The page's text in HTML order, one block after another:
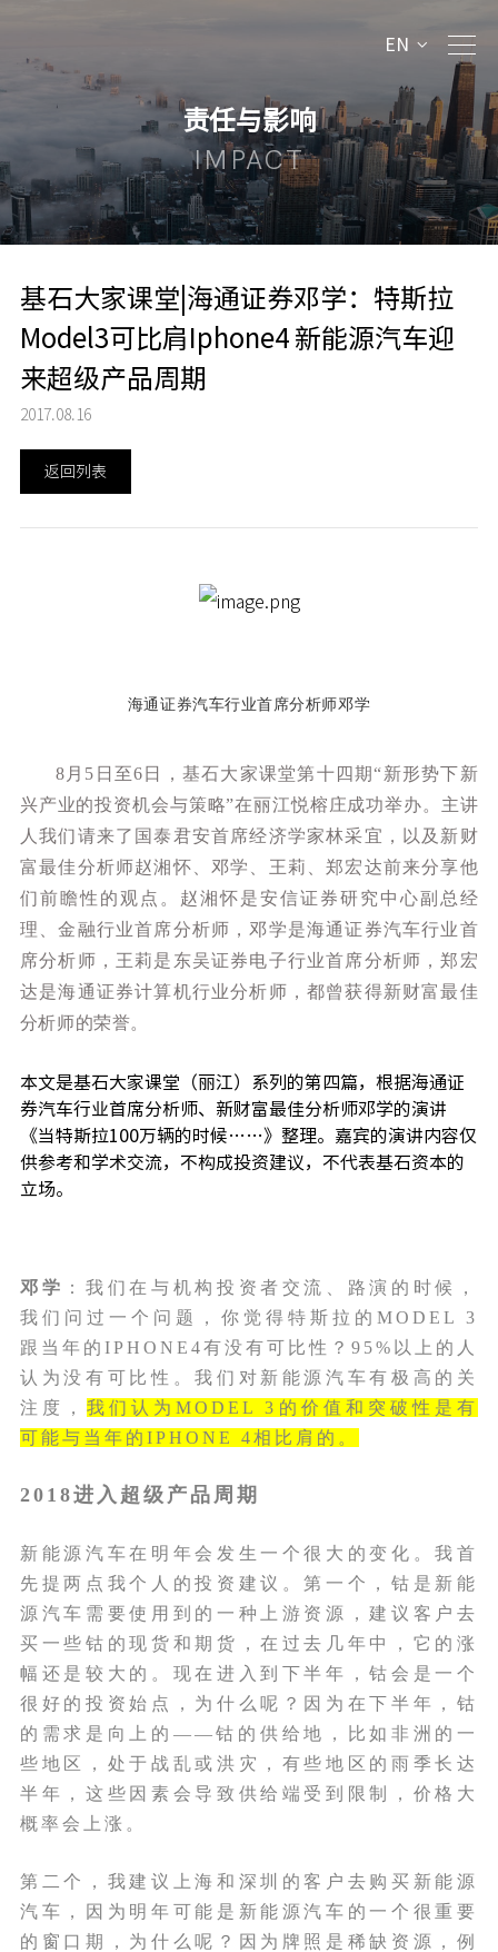
EN
责任与影响
IMPACT
基石大家课堂|海通证券邓学：特斯拉
Model3可比肩Iphone4 新能源汽车迎
来超级产品周期
2017.08.16
返回列表
海通证券汽车行业首席分析师邓学
8月5日至6日，基石大家课堂第十四期“新形势下新
兴产业的投资机会与策略”在丽江悦榕庄成功举办。主讲
人我们请来了国泰君安首席经济学家林采宜，以及新财
富最佳分析师赵湘怀、邓学、王莉、郑宏达前来分享他
们前瞻性的观点。赵湘怀是安信证券研究中心副总经
理、金融行业首席分析师，邓学是海通证券汽车行业首
席分析师，王莉是东吴证券电子行业首席分析师，郑宏
达是海通证券计算机行业分析师，都曾获得新财富最佳
分析师的荣誉。
本文是基石大家课堂（丽江）系列的第四篇，根据海通证
券汽车行业首席分析师、新财富最佳分析师邓学的演讲
《当特斯拉100万辆的时候……》整理。嘉宾的演讲内容仅
供参考和学术交流，不构成投资建议，不代表基石资本的
立场。
邓学 ：我们在与机构投资者交流、路演的时候，
我们问过一个问题，你觉得特斯拉的MODEL 3
跟当年的IPHONE4有没有可比性？95%以上的人
认为没有可比性。我们对新能源汽车有极高的关
注度，我们认为MODEL 3的价值和突破性是有
可能与当年的IPHONE 4相比肩的。
2018进入超级产品周期
新能源汽车在明年会发生一个很大的变化。我首
先提两点我个人的投资建议。第一个，钴是新能
源汽车需要使用到的一种上游资源，建议客户去
买一些钴的现货和期货，在过去几年中，它的涨
幅还是较大的。现在进入到下半年，钴会是一个
很好的投资始点，为什么呢？因为在下半年，钴
的需求是向上的——钴的供给地，比如非洲的一
些地区，处于战乱或洪灾，有些地区的雨季长达
半年，这些因素会导致供给端受到限制，价格大
概率会上涨。
第二个，我建议上海和深圳的客户去购买新能源
汽车，因为明年可能是新能源汽车的一个很重要
的窗口期，为什么呢？因为牌照是稀缺资源，例